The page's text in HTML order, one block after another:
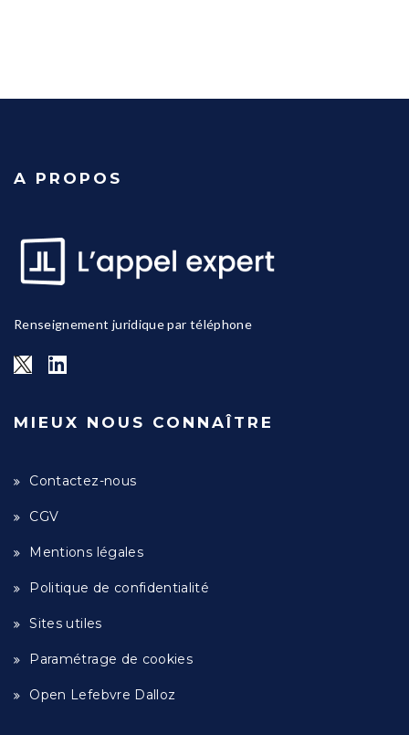
A PROPOS
Renseignement juridique par téléphone
MIEUX NOUS CONNAÎTRE
Contactez-nous
CGV
Mentions légales
Politique de confidentialité
Sites utiles
Paramétrage de cookies
Open Lefebvre Dalloz